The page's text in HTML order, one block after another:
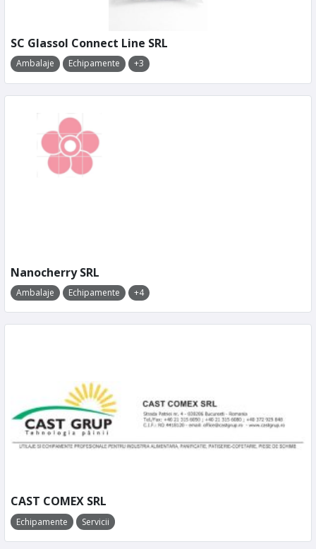
SC Glassol Connect Line SRL
Ambalaje Echipamente +3
Nanocherry SRL
Ambalaje Echipamente +4
CAST COMEX SRL
Echipamente Servicii